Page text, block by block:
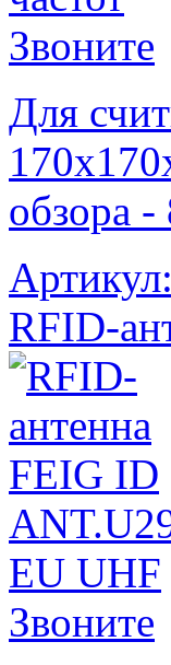
Звоните
Для
обзора -
RFID-
Звоните